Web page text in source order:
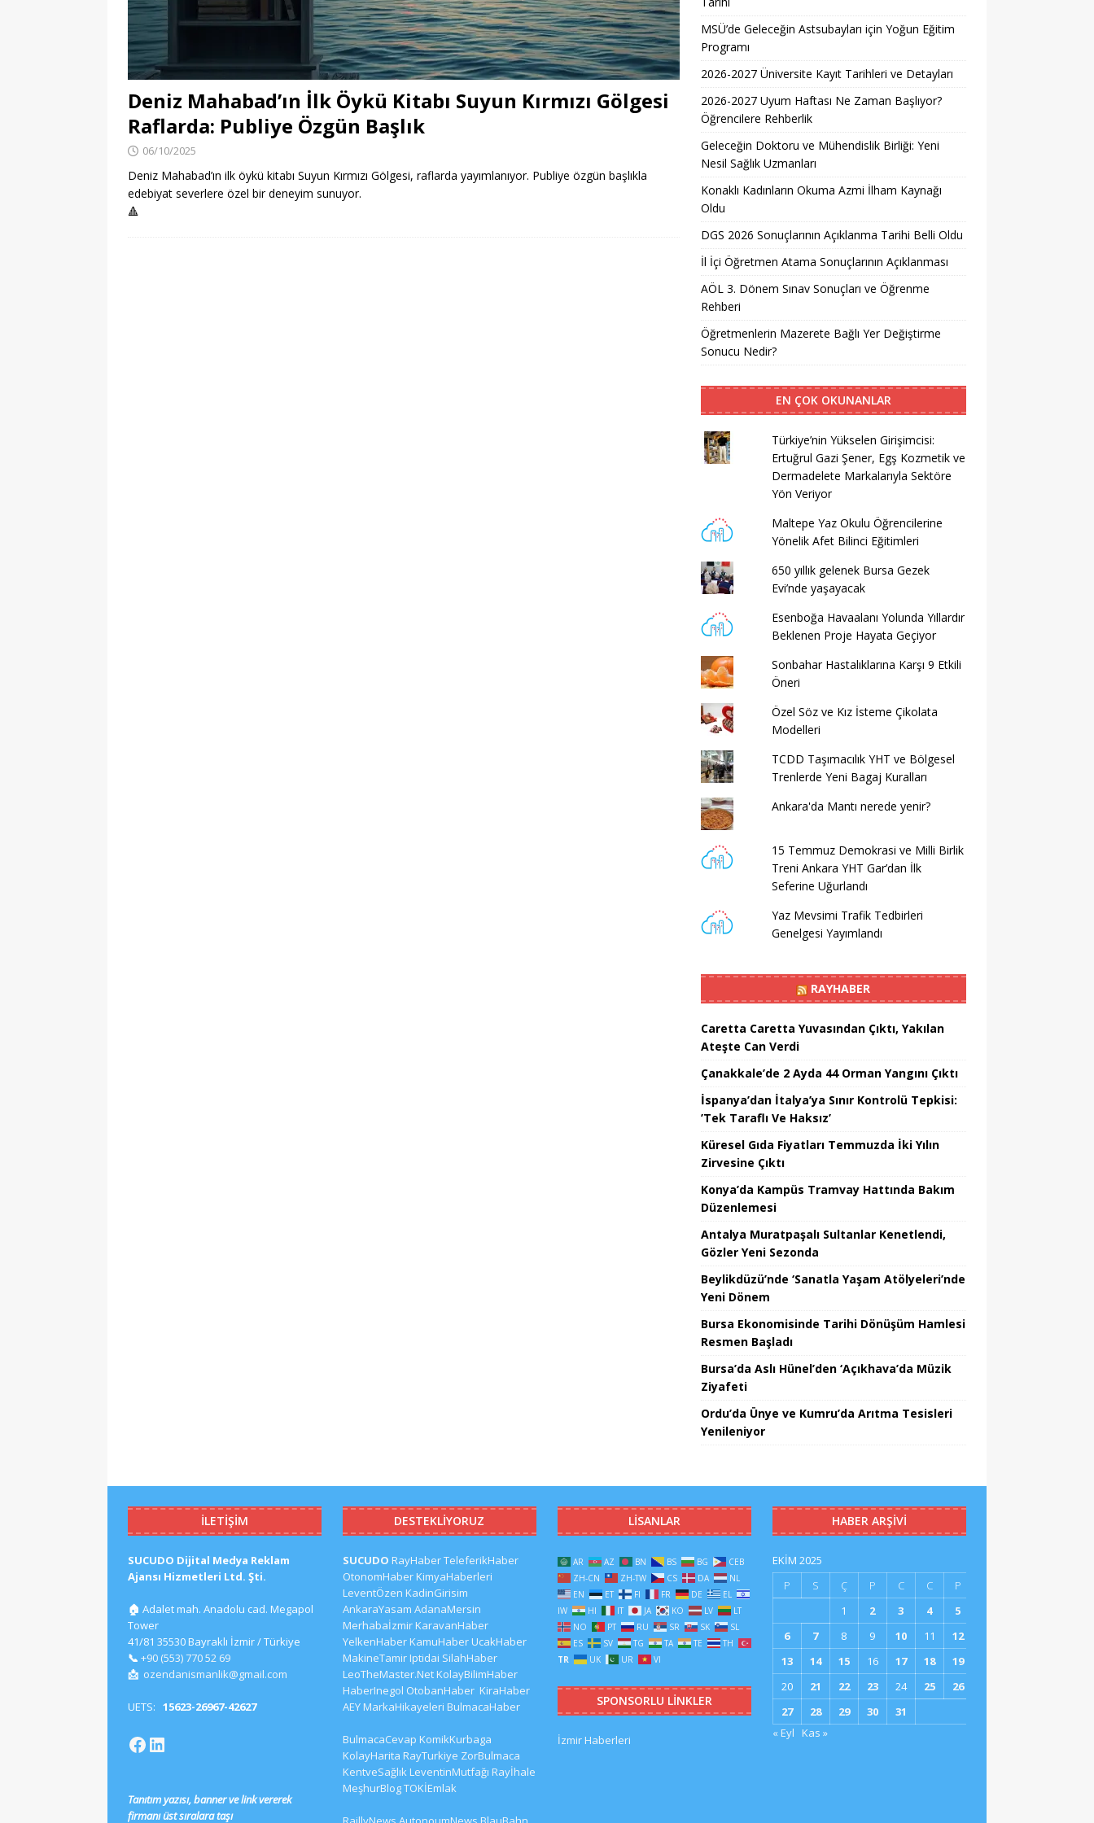
[ 06/08/2026 ] Konaklı Kadınların Okuma Azmi İlham Kaynağı Oldu
EĞITIM
[ 06/08/2026 ] DGS 2026 Sonuçlarının Açıklanma Tarihi Belli Oldu
EĞITIM
[ 06/08/2026 ] İl İçi Öğretmen Atama Sonuçlarının Açıklanması
EĞITIM
[ 06/08/2026 ]
AÖL 3. Dönem Sınav Sonuçları ve Öğrenme Rehberi
EĞITIM
[ 06/08/2026 ] Öğretmenlerin Mazerete Bağlı Yer Değiştirme Sonucu Nedir?
Deniz Mahabad’ın İlk Öykü Kitabı Suyun Kırmızı Gölgesi
Raflarda: Publiye Özgün Başlık
06/10/2025
Deniz Mahabad’ın ilk öykü kitabı Suyun Kırmızı Gölgesi, raflarda yayımlanıyor. Publiye özgün başlıkla
edebiyat severlere özel bir deneyim sunuyor.
🔺
MSÜ’de Geleceğin Astsubayları için Yoğun Eğitim
Programı
2026-2027 Üniversite Kayıt Tarihleri ve Detayları
2026-2027 Uyum Haftası Ne Zaman Başlıyor?
Öğrencilere Rehberlik
Geleceğin Doktoru ve Mühendislik Birliği: Yeni
Nesil Sağlık Uzmanları
Konaklı Kadınların Okuma Azmi İlham Kaynağı
Oldu
DGS 2026 Sonuçlarının Açıklanma Tarihi Belli Oldu
İl İçi Öğretmen Atama Sonuçlarının Açıklanması
AÖL 3. Dönem Sınav Sonuçları ve Öğrenme
Rehberi
Öğretmenlerin Mazerete Bağlı Yer Değiştirme
Sonucu Nedir?
EN ÇOK OKUNANLAR
Türkiye’nin Yükselen Girişimcisi:
Ertuğrul Gazi Şener, Egş Kozmetik ve
Dermadelete Markalarıyla Sektöre
Yön Veriyor
Maltepe Yaz Okulu Öğrencilerine
Yönelik Afet Bilinci Eğitimleri
650 yıllık gelenek Bursa Gezek
Evi’nde yaşayacak
Esenboğa Havaalanı Yolunda Yıllardır
Beklenen Proje Hayata Geçiyor
Sonbahar Hastalıklarına Karşı 9 Etkili
Öneri
Özel Söz ve Kız İsteme Çikolata
Modelleri
TCDD Taşımacılık YHT ve Bölgesel
Trenlerde Yeni Bagaj Kuralları
Ankara'da Mantı nerede yenir?
15 Temmuz Demokrasi ve Milli Birlik
Treni Ankara YHT Gar’dan İlk
Seferine Uğurlandı
Yaz Mevsimi Trafik Tedbirleri
Genelgesi Yayımlandı
RAYHABER
Caretta Caretta Yuvasından Çıktı, Yakılan
Ateşte Can Verdi
Çanakkale’de 2 Ayda 44 Orman Yangını Çıktı
İspanya’dan İtalya’ya Sınır Kontrolü Tepkisi:
’Tek Taraflı Ve Haksız’
Küresel Gıda Fiyatları Temmuzda İki Yılın
Zirvesine Çıktı
Konya’da Kampüs Tramvay Hattında Bakım
Düzenlemesi
Antalya Muratpaşalı Sultanlar Kenetlendi,
Gözler Yeni Sezonda
Beylikdüzü’nde ‘Sanatla Yaşam Atölyeleri’nde
Yeni Dönem
Bursa Ekonomisinde Tarihi Dönüşüm Hamlesi
Resmen Başladı
Bursa’da Aslı Hünel’den ‘Açıkhava’da Müzik
Ziyafeti
Ordu’da Ünye ve Kumru’da Arıtma Tesisleri
Yenileniyor
İLETIŞIM
SUCUDO Dijital Medya Reklam
Ajansı Hizmetleri Ltd. Şti.
🏠 Adalet mah. Anadolu cad. Megapol
Tower
41/81 35530 Bayraklı İzmir / Türkiye
📞 +90 (553) 770 52 69
📩 ozendanismanlik@gmail.com
UETS: 15623-26967-42627
Tanıtım yazısı, banner ve link vererek
firmanı üst sıralara taşı
DESTEKLIYORUZ
SUCUDO RayHaberTeleferikHaber
OtonomHaberKimyaHaberleri
LeventÖzen KadinGirisim
AnkaraYasam AdanaMersin
MerhabaİzmirKaravanHaber
YelkenHaberKamuHaberUcakHaber
MakineTamirIptidai SilahHaber
LeoTheMaster.NetKolayBilimHaber
HaberInegol OtobanHaber KiraHaber
AEYMarkaHikayeleri BulmacaHaber
BulmacaCevap KomikKurbaga
KolayHarita RayTurkiye ZorBulmaca
KentveSağlıkLeventinMutfağı Rayİhale
MeşhurBlogTOKİEmlak
LISANLAR
AR AZ BN BS BG
CEB
ZH-CN
ZH-TW CS DA
NL
EN
ET FI FR DE
EL
IW
HI IT JA KO LV
LT
NO
PT RU SR SK
SL
ES
SV TG TA TE
TH
TR
UK UR VI
SPONSORLU LINKLER
İzmir Haberleri
HABER ARŞIVI
EKIM 2025
P
S Ç P C C
P
1
2 3 4
5
6
7 8 9 10 11
12
13
14 15 16 17 18
19
20
21 22 23 24 25
26
27
28 29 30
31
« Eyl Kas »